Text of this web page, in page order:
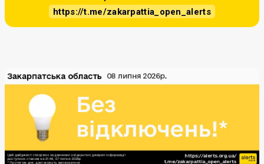
https://t.me/zakarpattia_open_alerts